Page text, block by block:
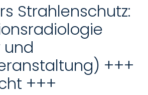
Strahlenschutz:
und
+++
+++